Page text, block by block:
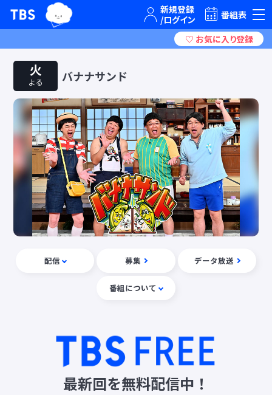
TBSテレビ｜ときめくときを。
TBSグループキャラクター『ワクティ』番組表
火
よる バナナサンド
配信 募集 データ放送
番組について
最新回を無料配信中！